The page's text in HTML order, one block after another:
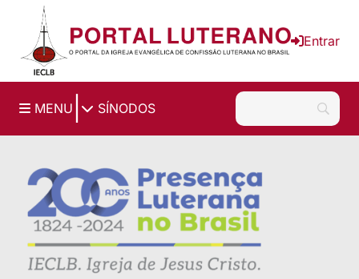
Ir para o conteúdo principal
Entrar
MENU SÍNODOS